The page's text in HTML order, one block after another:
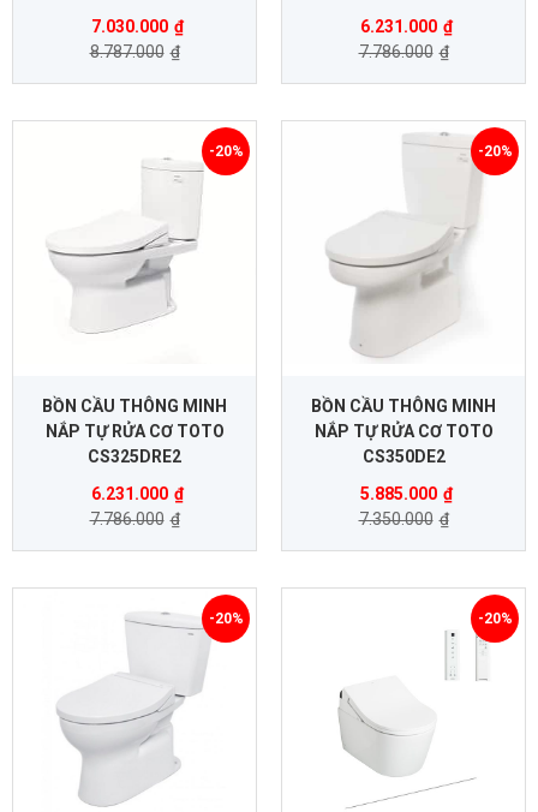
7.030.000 ₫
8.787.000 ₫
6.231.000 ₫
7.786.000 ₫
BỒN CẦU THÔNG MINH
NẮP TỰ RỬA CƠ TOTO
CS325DRE2
6.231.000 ₫
7.786.000 ₫
-20%
BỒN CẦU THÔNG MINH
NẮP TỰ RỬA CƠ TOTO
CS350DE2
5.885.000 ₫
7.350.000 ₫
-20%
-20% -20%